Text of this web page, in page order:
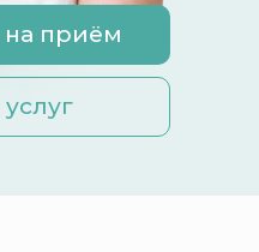
на приём